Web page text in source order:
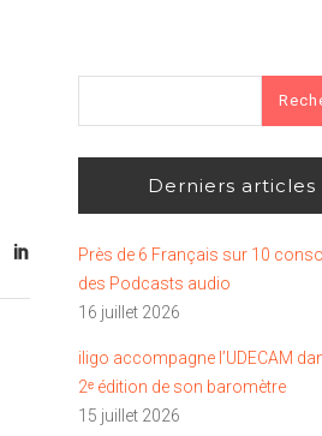
Derniers articles
Près de 6 Français sur 10
des Podcasts audio
16 juillet 2026
iligo accompagne l’UDECAM
2ᵉ édition de son baromètre
15 juillet 2026